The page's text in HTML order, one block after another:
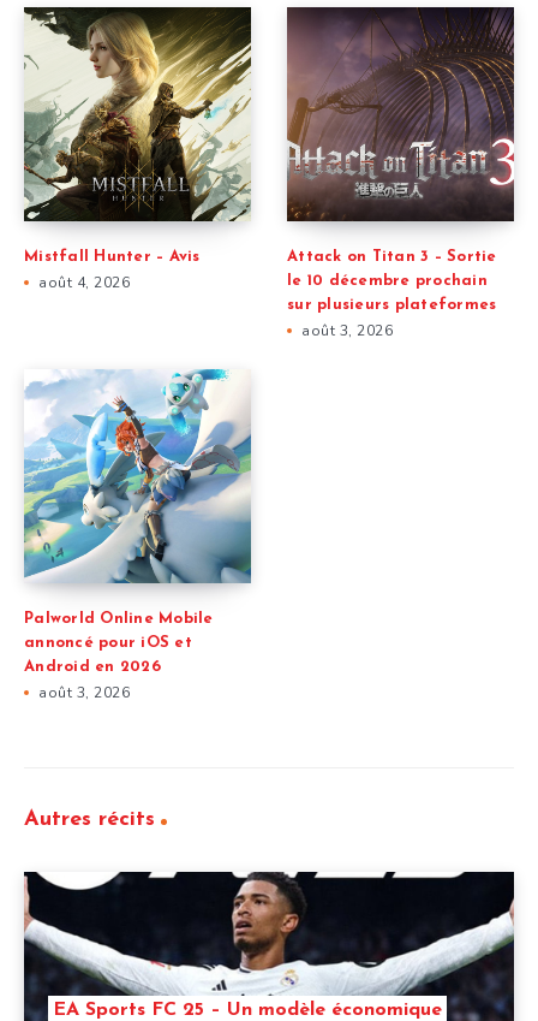
Mistfall Hunter – Avis
août 4, 2026
Attack on Titan 3 – Sortie
le 10 décembre prochain
sur plusieurs plateformes
août 3, 2026
Palworld Online Mobile
annoncé pour iOS et
Android en 2026
août 3, 2026
Autres récits
EA Sports FC 25 – Un modèle économique